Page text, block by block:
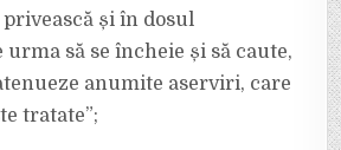
privească și în dosul
să se încheie și să caute,
anumite aserviri, care
tratate”;